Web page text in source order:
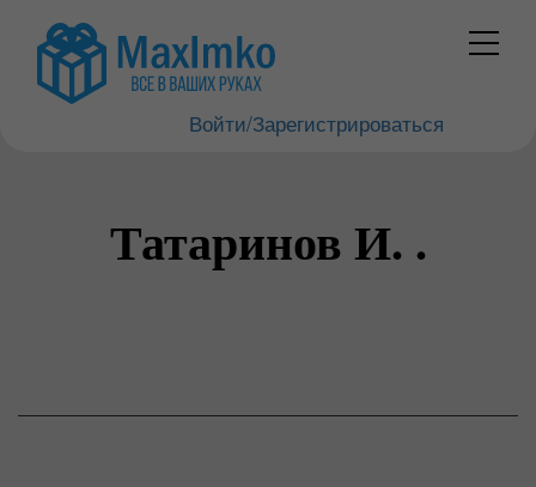
Войти/Зарегистрироваться
Татаринов И. .